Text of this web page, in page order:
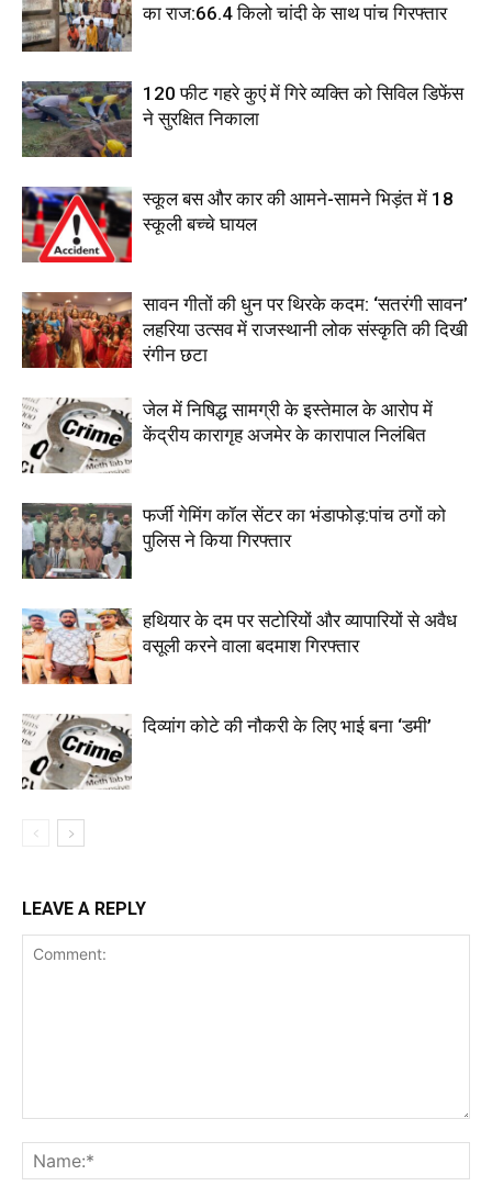
का राज:66.4 किलो चांदी के साथ पांच गिरफ्तार
120 फीट गहरे कुएं में गिरे व्यक्ति को सिविल डिफेंस
ने सुरक्षित निकाला
स्कूल बस और कार की आमने-सामने भिड़ंत में 18
स्कूली बच्चे घायल
सावन गीतों की धुन पर थिरके कदम: ‘सतरंगी सावन’
लहरिया उत्सव में राजस्थानी लोक संस्कृति की दिखी
रंगीन छटा
जेल में निषिद्ध सामग्री के इस्तेमाल के आरोप में
केंद्रीय कारागृह अजमेर के कारापाल निलंबित
फर्जी गेमिंग कॉल सेंटर का भंडाफोड़:पांच ठगों को
पुलिस ने किया गिरफ्तार
हथियार के दम पर सटोरियों और व्यापारियों से अवैध
वसूली करने वाला बदमाश गिरफ्तार
दिव्यांग कोटे की नौकरी के लिए भाई बना ‘डमी’
LEAVE A REPLY